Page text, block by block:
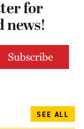
for
news!
SEE ALL